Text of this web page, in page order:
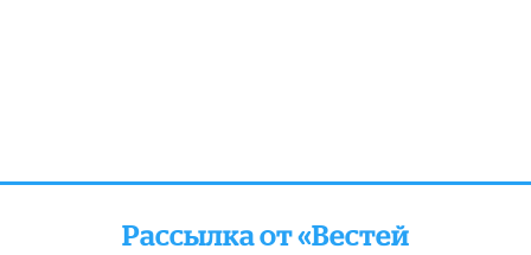
Рассылка от «Вестей